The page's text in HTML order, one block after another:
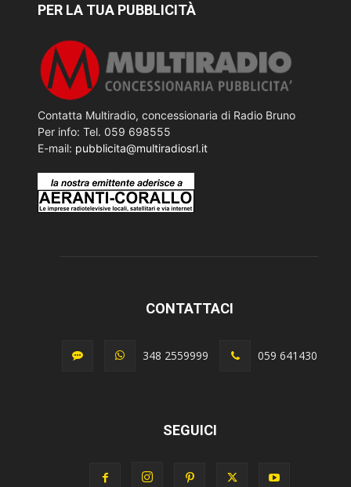
PER LA TUA PUBBLICITÀ
Contatta Multiradio, concessionaria di Radio Bruno
Per info: Tel. 059 698555
E-mail: pubblicita@multiradiosrl.it
CONTATTACI
348 2559999 059 641430
SEGUICI